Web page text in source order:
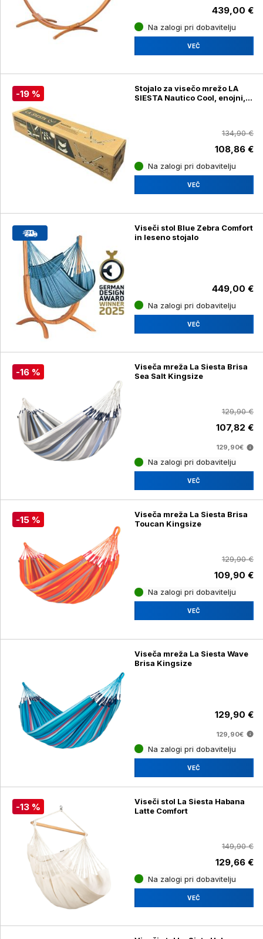
439,00 €
Na zalogi pri dobavitelju
VEČ
-19 %
Stojalo za visečo mrežo LA
SIESTA Nautico Cool, enojni,
134,90 €
108,86 €
Na zalogi pri dobavitelju
VEČ
Viseči stol Blue Zebra Comfort
in leseno stojalo
449,00 €
Na zalogi pri dobavitelju
VEČ
-16 %
Viseča mreža La Siesta Brisa
Sea Salt Kingsize
129,90 €
107,82 €
129,90€
Na zalogi pri dobavitelju
VEČ
-15 %
Viseča mreža La Siesta Brisa
Toucan Kingsize
129,90 €
109,90 €
Na zalogi pri dobavitelju
VEČ
Viseča mreža La Siesta Wave
Brisa Kingsize
129,90 €
129,90€
Na zalogi pri dobavitelju
VEČ
-13 %
Viseči stol La Siesta Habana
Latte Comfort
149,90 €
129,66 €
Na zalogi pri dobavitelju
VEČ